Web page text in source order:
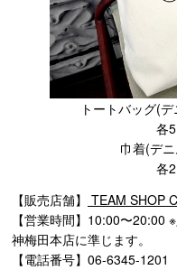
トートバッグ(
各
巾着(デ
各
【販売店舗】 TEAM SHOP
【営業時間】10:00〜20:00
神梅田本店に準じます。
【電話番号】06-6345-1201